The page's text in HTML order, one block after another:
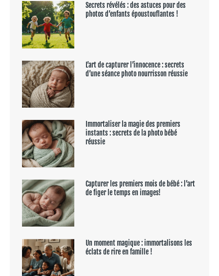
Secrets révélés : des astuces pour des
photos d’enfants époustouflantes !
L’art de capturer l’innocence : secrets
d’une séance photo nourrisson réussie
Immortaliser la magie des premiers
instants : secrets de la photo bébé
réussie
Capturer les premiers mois de bébé : l’art
de figer le temps en images!
Un moment magique : immortalisons les
éclats de rire en famille !